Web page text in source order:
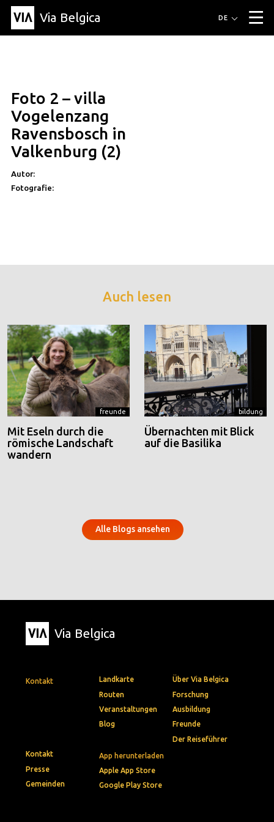
Via Belgica ▼
Über Via Belgica
Über Via Belgica
Forschung
Ausbildung
Freunde
Der Reiseführer
Organisation
Gemeinden
DE
Foto 2 – villa
Vogelenzang
Ravensbosch in
Valkenburg (2)
Autor:
Fotografie:
Auch lesen
freunde
Mit Eseln durch die
römische Landschaft
wandern
bildung
Übernachten mit Blick
auf die Basilika
Alle Blogs ansehen
Via Belgica
Kontakt
App herunterladen
Apple App Store
Google Play Store
Landkarte
Routen
Veranstaltungen
Blog
Über Via Belgica
Forschung
Ausbildung
Freunde
Der Reiseführer
Kontakt
Presse
Gemeinden